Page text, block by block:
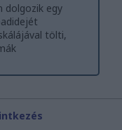
dolgozik egy
tölti,